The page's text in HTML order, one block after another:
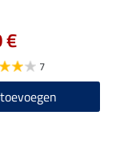
€
7
toevoegen